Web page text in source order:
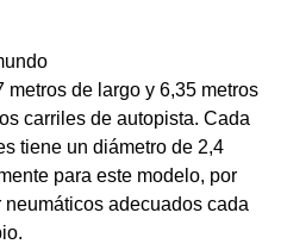
metros de largo y 6,35 metros
carriles de autopista. Cada
tiene un diámetro de 2,4
para este modelo, por
adecuados cada